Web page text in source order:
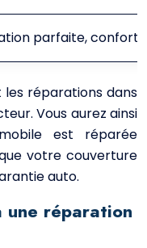
parfaite, confort
les réparations dans
Vous aurez ainsi
est réparée
votre couverture
auto.
une réparation